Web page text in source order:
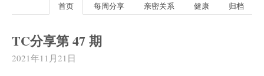
首页 每周分享 亲密关系 健康 归档
TC分享第 47 期
2021年11月21日